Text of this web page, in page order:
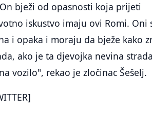
bježi od opasnosti koja prijeti
iskustvo imaju ovi Romi. Oni
i opaka i moraju da bježe kako
ako je ta djevojka nevina
vozilo", rekao je zločinac Šešelj.